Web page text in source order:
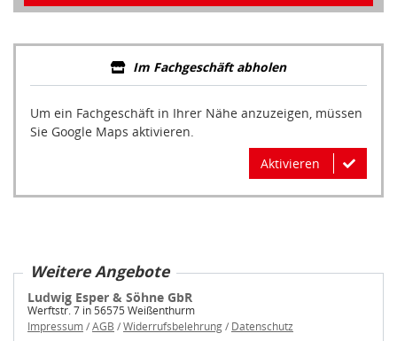
Im Fachgeschäft abholen
Um ein Fachgeschäft in Ihrer Nähe anzuzeigen, müssen
Sie Google Maps aktivieren.
Aktivieren
Weitere Angebote
Ludwig Esper & Söhne GbR
Werftstr. 7 in 56575 Weißenthurm
Impressum/AGB /Widerrufsbelehrung/ Datenschutz